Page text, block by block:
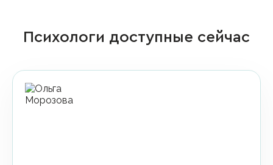
Психологи доступные сейчас